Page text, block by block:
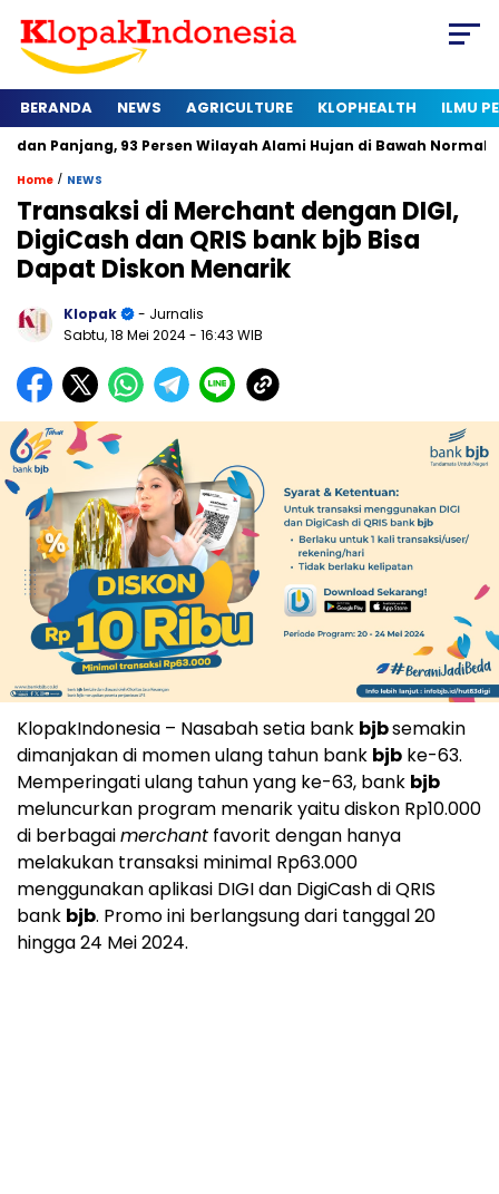
BERANDA NEWS AGRICULTURE KLOPHEALTH ILMU
93 Persen Wilayah Alami Hujan di Bawah Normal Kapan
Home / NEWS
Transaksi di Merchant dengan DIGI,
DigiCash dan QRIS bank bjb Bisa
Dapat Diskon Menarik
Klopak
- Jurnalis
Sabtu, 18 Mei 2024- 16:43 WIB
KlopakIndonesia – Nasabah setia bank bjbsemakin
dimanjakan di momen ulang tahun bank bjb ke-63.
Memperingati ulang tahun yang ke-63, bank bjb
meluncurkan program menarik yaitu diskon Rp10.000
di berbagaimerchant favorit dengan hanya
melakukan transaksi minimal Rp63.000
menggunakan aplikasi DIGI dan DigiCash di QRIS
bank bjb. Promo ini berlangsung dari tanggal 20
hingga 24 Mei 2024.